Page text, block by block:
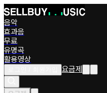
음악
효과음
무료
유명곡
활용영상
요금제